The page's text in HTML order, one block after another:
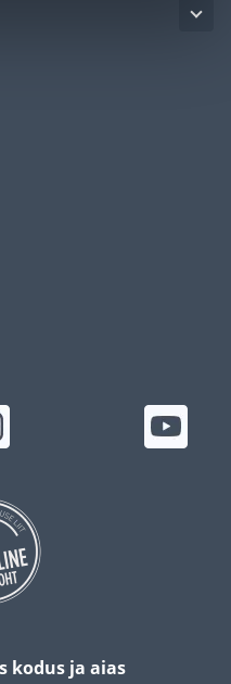
kodus ja aias